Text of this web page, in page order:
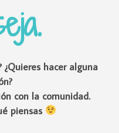
hacer alguna
con la comunidad.
piensas